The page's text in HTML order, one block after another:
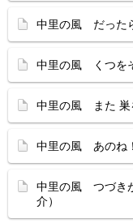
中里の風 だった
中里の風 くつを
中里の風 また 巣
中里の風 あのね
中里の風 つづき
介）